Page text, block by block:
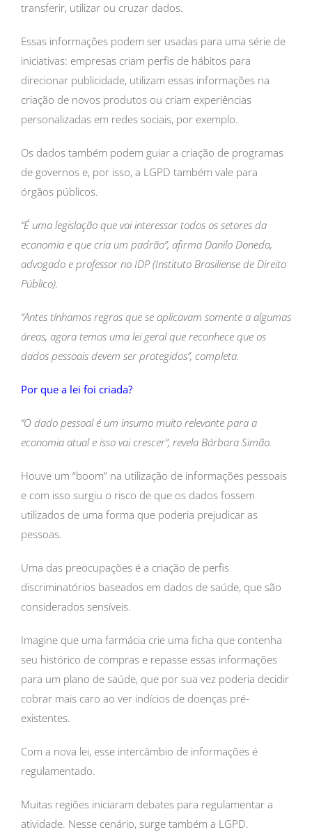
transferir, utilizar ou cruzar dados.
Essas informações podem ser usadas para uma série de
iniciativas: empresas criam perfis de hábitos para
direcionar publicidade, utilizam essas informações na
criação de novos produtos ou criam experiências
personalizadas em redes sociais, por exemplo.
Os dados também podem guiar a criação de programas
de governos e, por isso, a LGPD também vale para
órgãos públicos.
“É uma legislação que vai interessar todos os setores da
economia e que cria um padrão”, afirma Danilo Doneda,
advogado e professor no IDP (Instituto Brasiliense de Direito
Público).
“Antes tínhamos regras que se aplicavam somente a algumas
áreas, agora temos uma lei geral que reconhece que os
dados pessoais devem ser protegidos”, completa.
Por que a lei foi criada?
“O dado pessoal é um insumo muito relevante para a
economia atual e isso vai crescer”, revela Bárbara Simão.
Houve um “boom” na utilização de informações pessoais
e com isso surgiu o risco de que os dados fossem
utilizados de uma forma que poderia prejudicar as
pessoas.
Uma das preocupações é a criação de perfis
discriminatórios baseados em dados de saúde, que são
considerados sensíveis.
Imagine que uma farmácia crie uma ficha que contenha
seu histórico de compras e repasse essas informações
para um plano de saúde, que por sua vez poderia decidir
cobrar mais caro ao ver indícios de doenças pré-
existentes.
Com a nova lei, esse intercâmbio de informações é
regulamentado.
Muitas regiões iniciaram debates para regulamentar a
atividade. Nesse cenário, surge também a LGPD.